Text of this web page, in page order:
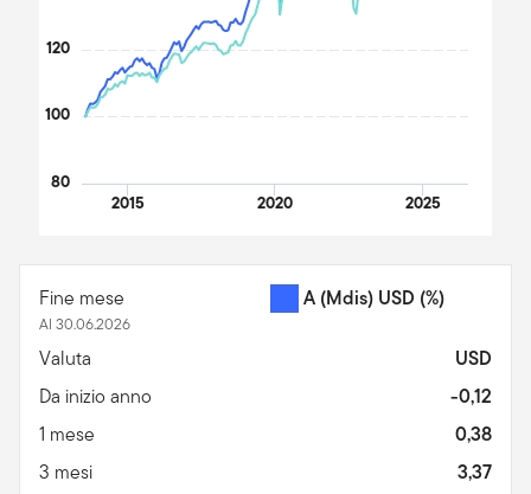
2015 2020 2025
80
100
120
Fine mese
Al 30.06.2026
A (Mdis) USD (%)
Valuta
USD
Da inizio anno
-0,12
1 mese
0,38
3 mesi
3,37